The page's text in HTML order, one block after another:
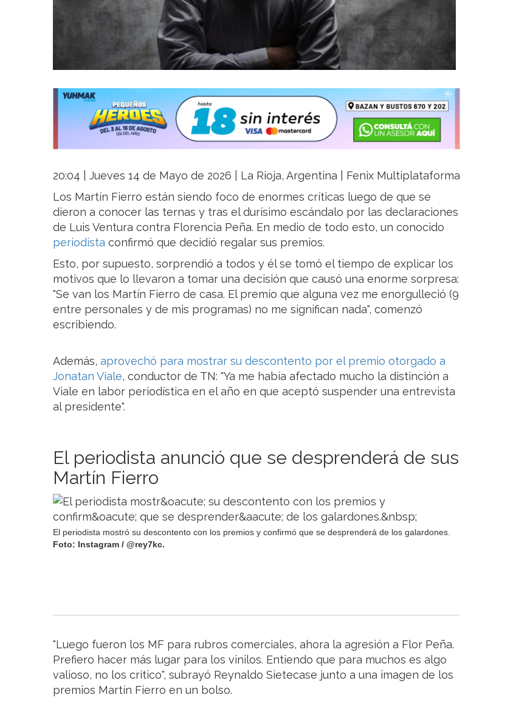
20:04 | Jueves 14 de Mayo de 2026 | La Rioja, Argentina | Fenix Multiplataforma
Los Martín Fierro están siendo foco de enormes críticas luego de que se
dieron a conocer las ternas y tras el durísimo escándalo por las declaraciones
de Luis Ventura contra Florencia Peña. En medio de todo esto, un conocido
periodista confirmó que decidió regalar sus premios.
Esto, por supuesto, sorprendió a todos y él se tomó el tiempo de explicar los
motivos que lo llevaron a tomar una decisión que causó una enorme sorpresa:
"Se van los Martín Fierro de casa. El premio que alguna vez me enorgulleció (9
entre personales y de mis programas) no me significan nada", comenzó
escribiendo.
Además, aprovechó para mostrar su descontento por el premio otorgado a
Jonatan Viale, conductor de TN: "Ya me había afectado mucho la distinción a
Viale en labor periodística en el año en que aceptó suspender una entrevista
al presidente".
El periodista anunció que se desprenderá de sus
Martín Fierro
El periodista mostró su descontento con los premios y confirmó que se desprenderá de los galardones.
Foto: Instagram / @rey7kc.
"Luego fueron los MF para rubros comerciales, ahora la agresión a Flor Peña.
Prefiero hacer más lugar para los vinilos. Entiendo que para muchos es algo
valioso, no los critico", subrayó Reynaldo Sietecase junto a una imagen de los
premios Martín Fierro en un bolso.